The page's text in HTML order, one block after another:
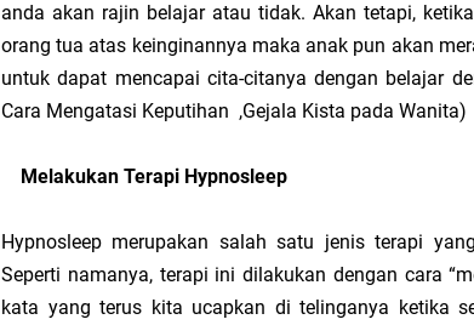
Suara Kita, Suara Bangsa: Belajar
MTs Kelas 9 Bab 2 sub bab Hak dan
Demokrasi, Pemenuhan Hak, dan
anda akan rajin belajar atau tidak. Akan tetapi,
orang tua atas keinginannya maka anak pun akan
untuk dapat mencapai cita-citanya dengan belajar
Cara Mengatasi Keputihan ,Gejala Kista pada Wanita)
Melakukan Terapi Hypnosleep
Hypnosleep merupakan salah satu jenis terapi
Seperti namanya, terapi ini dilakukan dengan cara
kata yang terus kita ucapkan di telinganya ketika